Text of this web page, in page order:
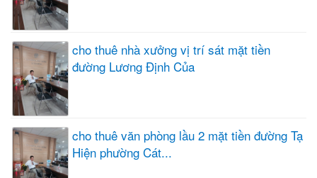
cho thuê nhà xưởng vị trí sát mặt tiền
đường Lương Định Của
cho thuê văn phòng lầu 2 mặt tiền đường Tạ
Hiện phường Cát...